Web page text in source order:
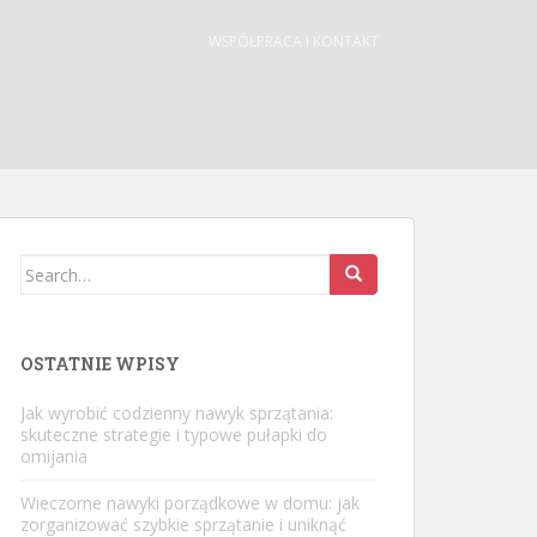
WSPÓŁPRACA I KONTAKT
Search
OSTATNIE WPISY
Jak wyrobić codzienny nawyk sprzątania:
skuteczne strategie i typowe pułapki do
omijania
Wieczorne nawyki porządkowe w domu: jak
zorganizować szybkie sprzątanie i uniknąć